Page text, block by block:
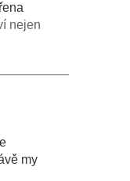
nejen
my